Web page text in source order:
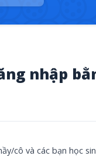
nhập
cô và các bạn học